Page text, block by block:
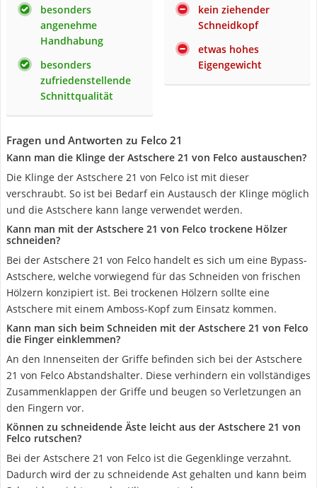
besonders
angenehme
Handhabung
besonders
zufriedenstellende
Schnittqualität
kein ziehender
Schneidkopf
etwas hohes
Eigengewicht
Fragen und Antworten zu Felco 21
Kann man die Klinge der Astschere 21 von Felco austauschen?
Die Klinge der Astschere 21 von Felco ist mit dieser
verschraubt. So ist bei Bedarf ein Austausch der Klinge möglich
und die Astschere kann lange verwendet werden.
Kann man mit der Astschere 21 von Felco trockene Hölzer
schneiden?
Bei der Astschere 21 von Felco handelt es sich um eine Bypass-
Astschere, welche vorwiegend für das Schneiden von frischen
Hölzern konzipiert ist. Bei trockenen Hölzern sollte eine
Astschere mit einem Amboss-Kopf zum Einsatz kommen.
Kann man sich beim Schneiden mit der Astschere 21 von Felco
die Finger einklemmen?
An den Innenseiten der Griffe befinden sich bei der Astschere
21 von Felco Abstandshalter. Diese verhindern ein vollständiges
Zusammenklappen der Griffe und beugen so Verletzungen an
den Fingern vor.
Können zu schneidende Äste leicht aus der Astschere 21 von
Felco rutschen?
Bei der Astschere 21 von Felco ist die Gegenklinge verzahnt.
Dadurch wird der zu schneidende Ast gehalten und kann beim